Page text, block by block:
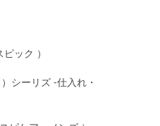
ック ）
シーリズ -仕入れ・